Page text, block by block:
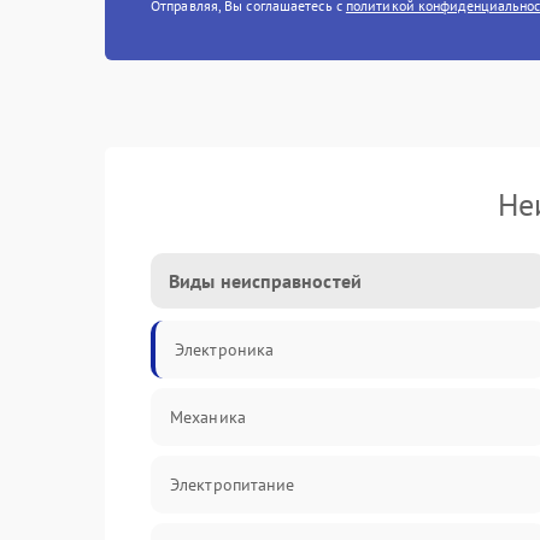
Отправляя, Вы соглашаетесь с политикой
Виды неисправностей
Электроника
Механика
Электропитание